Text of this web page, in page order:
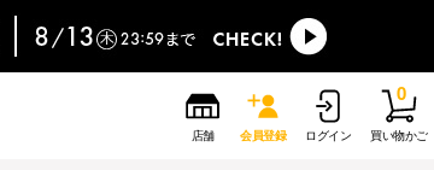
店舗 会員登録 ログイン 買い物かご
0